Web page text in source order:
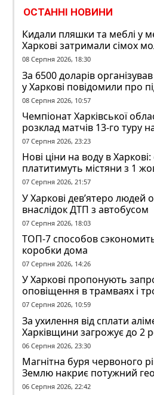
ОСТАННІ НОВИНИ
Кидали пляшки та меблі у
Харкові затримали сімох
у гуртожитку
08 Серпня 2026, 18:30
За 6500 доларів
у Харкові повідомили про
ексзавідувачу психлікарні
08 Серпня 2026, 10:57
Чемпіонат Харківської
розклад матчів 13-го туру
07 Серпня 2026, 23:23
Нові ціни на воду в Харкові:
платитимуть містяни з 1
07 Серпня 2026, 21:57
У Харкові дев’ятеро людей
внаслідок ДТП з автобусом
07 Серпня 2026, 18:03
ТОП-7 способов
коробки дома
07 Серпня 2026, 14:26
У Харкові пропонують
оповіщення в трамваях і
07 Серпня 2026, 10:59
За ухилення від сплати
Харківщини загрожує до 2
волі
06 Серпня 2026, 23:30
Магнітна буря червоного
Землю накриє потужний
06 Серпня 2026, 22:42